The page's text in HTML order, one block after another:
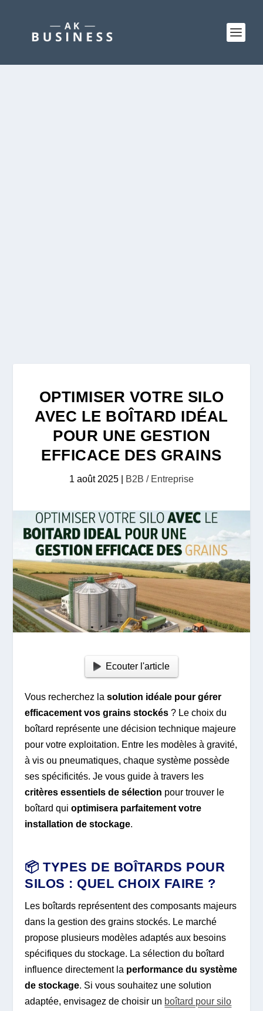
OPTIMISER VOTRE SILO
AVEC LE BOÎTARD IDÉAL
POUR UNE GESTION
EFFICACE DES GRAINS
1 août 2025 B2B / Entreprise
Ecouter l'article
Vous recherchez lasolution idéale pour gérer
efficacement vos grains stockés ? Le choix du
boîtard représente une décision technique majeure
pour votre exploitation. Entre les modèles à gravité,
à vis ou pneumatiques, chaque système possède
ses spécificités. Je vous guide à travers les
critères essentiels de sélection pour trouver le
boîtard quioptimisera parfaitement votre
installation de stockage.
📦 TYPES DE BOÎTARDS POUR
SILOS : QUEL CHOIX FAIRE ?
Les boîtards représentent des composants majeurs
dans la gestion des grains stockés. Le marché
propose plusieurs modèles adaptés aux besoins
spécifiques du stockage. La sélection du boîtard
influence directement la performance du système
de stockage. Si vous souhaitez une solution
adaptée, envisagez de choisir un boîtard pour silo